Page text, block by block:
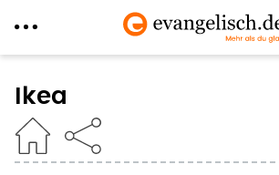
zum
Inhalt
Ikea